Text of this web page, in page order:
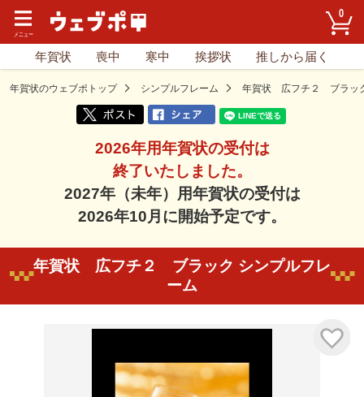
0
年賀状 喪中 寒中 挨拶状 推しから届く
年賀状のウェブポトップ シンプルフレーム 年賀状 広フチ２ ブラッ
2026年用年賀状の受付は
終了いたしました。
2027年（未年）用年賀状の受付は
2026年10月に開始予定です。
年賀状 広フチ２ ブラック シンプルフレ
ーム